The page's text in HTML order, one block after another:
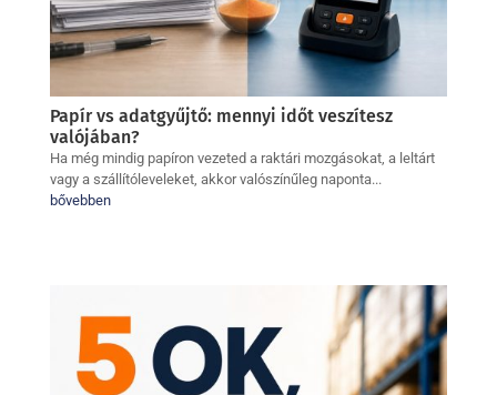
Papír vs adatgyűjtő: mennyi időt veszítesz
valójában?
Ha még mindig papíron vezeted a raktári mozgásokat, a leltárt
vagy a szállítóleveleket, akkor valószínűleg naponta...
bővebben